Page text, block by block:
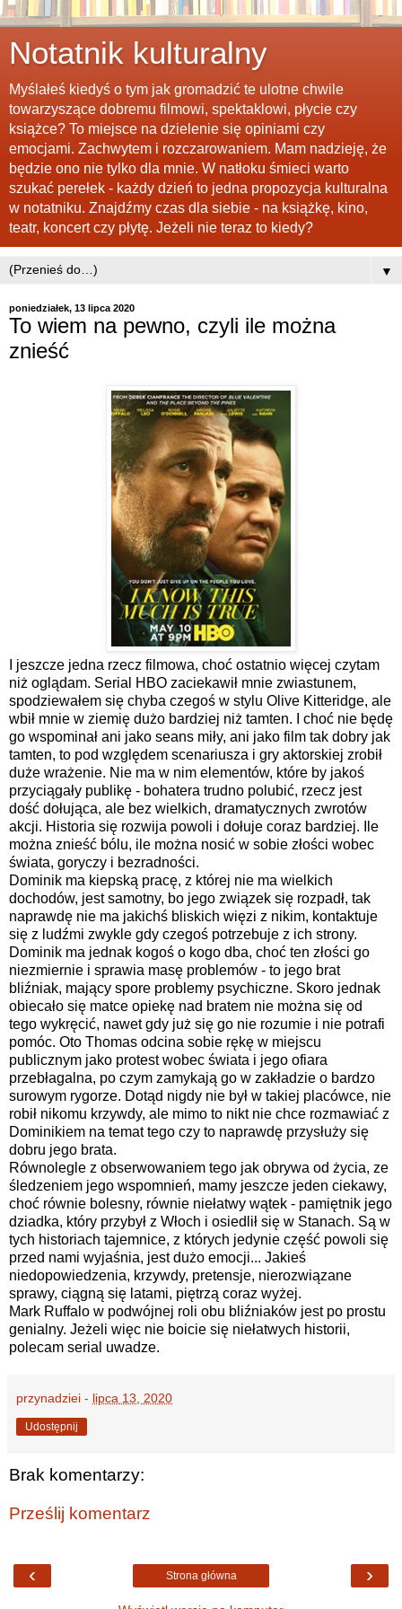
Notatnik kulturalny
Myślałeś kiedyś o tym jak gromadzić te ulotne chwile
towarzyszące dobremu filmowi, spektaklowi, płycie czy
książce? To miejsce na dzielenie się opiniami czy
emocjami. Zachwytem i rozczarowaniem. Mam nadzieję, że
będzie ono nie tylko dla mnie. W natłoku śmieci warto
szukać perełek - każdy dzień to jedna propozycja kulturalna
w notatniku. Znajdźmy czas dla siebie - na książkę, kino,
teatr, koncert czy płytę. Jeżeli nie teraz to kiedy?
▼
poniedziałek, 13 lipca 2020
To wiem na pewno, czyli ile można
znieść
I jeszcze jedna rzecz filmowa, choć ostatnio więcej czytam
niż oglądam. Serial HBO zaciekawił mnie zwiastunem,
spodziewałem się chyba czegoś w stylu Olive Kitteridge, ale
wbił mnie w ziemię dużo bardziej niż tamten. I choć nie będę
go wspominał ani jako seans miły, ani jako film tak dobry jak
tamten, to pod względem scenariusza i gry aktorskiej zrobił
duże wrażenie. Nie ma w nim elementów, które by jakoś
przyciągały publikę - bohatera trudno polubić, rzecz jest
dość dołująca, ale bez wielkich, dramatycznych zwrotów
akcji. Historia się rozwija powoli i dołuje coraz bardziej. Ile
można znieść bólu, ile można nosić w sobie złości wobec
świata, goryczy i bezradności.
Dominik ma kiepską pracę, z której nie ma wielkich
dochodów, jest samotny, bo jego związek się rozpadł, tak
naprawdę nie ma jakichś bliskich więzi z nikim, kontaktuje
się z ludźmi zwykle gdy czegoś potrzebuje z ich strony.
Dominik ma jednak kogoś o kogo dba, choć ten złości go
niezmiernie i sprawia masę problemów - to jego brat
bliźniak, mający spore problemy psychiczne. Skoro jednak
obiecało się matce opiekę nad bratem nie można się od
tego wykręcić, nawet gdy już się go nie rozumie i nie potrafi
pomóc. Oto Thomas odcina sobie rękę w miejscu
publicznym jako protest wobec świata i jego ofiara
przebłagalna, po czym zamykają go w zakładzie o bardzo
surowym rygorze. Dotąd nigdy nie był w takiej placówce, nie
robił nikomu krzywdy, ale mimo to nikt nie chce rozmawiać z
Dominikiem na temat tego czy to naprawdę przysłuży się
dobru jego brata.
Równolegle z obserwowaniem tego jak obrywa od życia, ze
śledzeniem jego wspomnień, mamy jeszcze jeden ciekawy,
choć równie bolesny, równie niełatwy wątek - pamiętnik jego
dziadka, który przybył z Włoch i osiedlił się w Stanach. Są w
tych historiach tajemnice, z których jedynie część powoli się
przed nami wyjaśnia, jest dużo emocji... Jakieś
niedopowiedzenia, krzywdy, pretensje, nierozwiązane
sprawy, ciągną się latami, piętrzą coraz wyżej.
Mark Ruffalo w podwójnej roli obu bliźniaków jest po prostu
genialny. Jeżeli więc nie boicie się niełatwych historii,
polecam serial uwadze.
przynadziei - lipca 13, 2020
Udostępnij
Brak komentarzy:
Prześlij komentarz
‹ ›
Strona główna